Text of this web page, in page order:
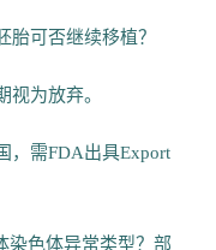
胎可否继续移植？
视为放弃。
，需FDA出具Export
染色体异常类型？部